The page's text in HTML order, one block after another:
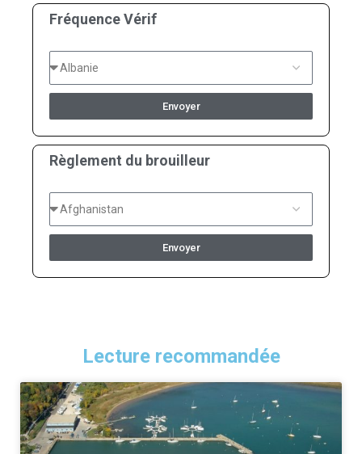
Fréquence Vérif
Envoyer
Règlement du brouilleur
Envoyer
Lecture recommandée